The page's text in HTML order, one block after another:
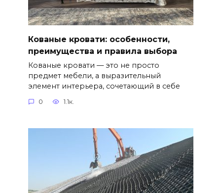
Кованые кровати: особенности,
преимущества и правила выбора
Кованые кровати — это не просто
предмет мебели, а выразительный
элемент интерьера, сочетающий в себе
0 1.1к.